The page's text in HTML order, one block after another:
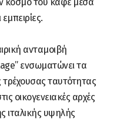
ανταμοιβή
ενσωματώνει τα
τρέχουσας ταυτότητας
οικογενειακές αρχές
ιταλικής υψηλής